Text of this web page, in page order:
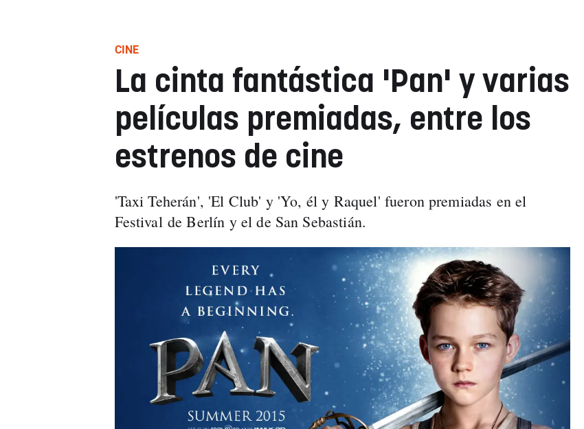
CINE
La cinta fantástica 'Pan' y varias
películas premiadas, entre los
estrenos de cine
'Taxi Teherán', 'El Club' y 'Yo, él y Raquel' fueron premiadas en el
Festival de Berlín y el de San Sebastián.